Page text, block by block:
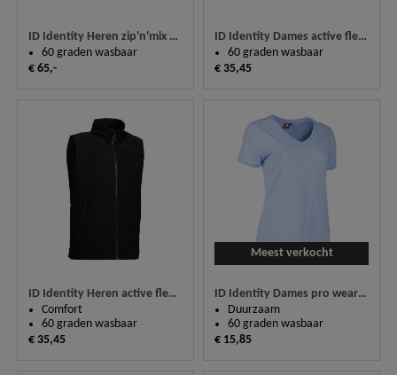
ID Identity Heren zip'n'mix melange fleece 0847
60 graden wasbaar
€ 65,-
ID Identity Dames active fleece bodywarmer 0812
60 graden wasbaar
€ 35,45
ID Identity Heren active fleece bodywarmer 0811
Comfort
60 graden wasbaar
€ 35,45
Meest verkocht
ID Identity Dames pro wear care v-hals t-shirt 0373
Duurzaam
60 graden wasbaar
€ 15,85